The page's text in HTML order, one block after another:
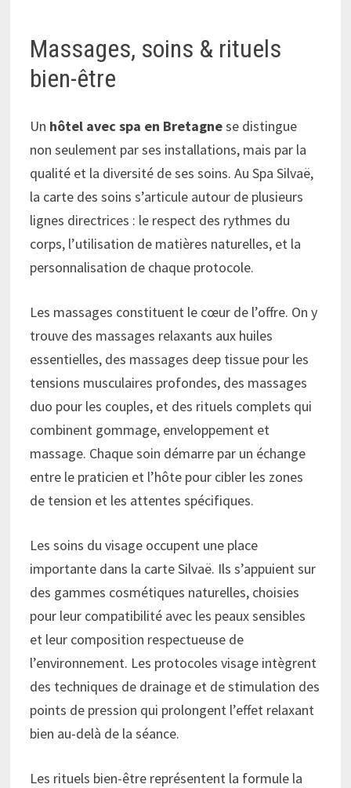
Massages, soins & rituels
bien-être
Un hôtel avec spa en Bretagnese distingue
non seulement par ses installations, mais par la
qualité et la diversité de ses soins. Au Spa Silvaë,
la carte des soins s’articule autour de plusieurs
lignes directrices : le respect des rythmes du
corps, l’utilisation de matières naturelles, et la
personnalisation de chaque protocole.
Les massages constituent le cœur de l’offre. On y
trouve des massages relaxants aux huiles
essentielles, des massages deep tissue pour les
tensions musculaires profondes, des massages
duo pour les couples, et des rituels complets qui
combinent gommage, enveloppement et
massage. Chaque soin démarre par un échange
entre le praticien et l’hôte pour cibler les zones
de tension et les attentes spécifiques.
Les soins du visage occupent une place
importante dans la carte Silvaë. Ils s’appuient sur
des gammes cosmétiques naturelles, choisies
pour leur compatibilité avec les peaux sensibles
et leur composition respectueuse de
l’environnement. Les protocoles visage intègrent
des techniques de drainage et de stimulation des
points de pression qui prolongent l’effet relaxant
bien au-delà de la séance.
Les rituels bien-être représentent la formule la